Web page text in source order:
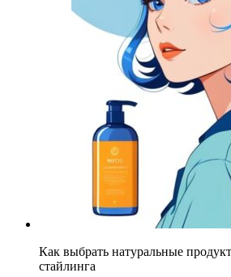
Как выбрать натуральные
стайлинга